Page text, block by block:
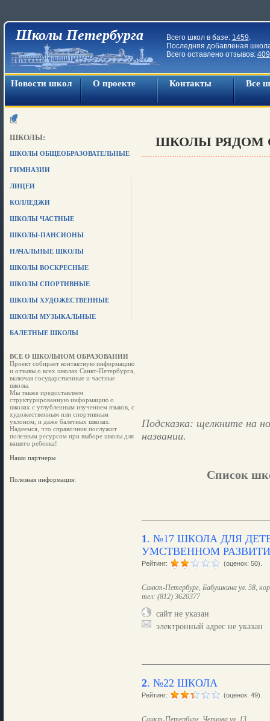
Школы Петербурга Всего школ в базе: 1459.
Последняя добавленая
Всего оставлено отзывов:
Новости школ О проекте Контакты Все
ШКОЛЫ:
ШКОЛЫ ОБЩЕОБРАЗОВАТЕЛЬНЫЕ
ГИМНАЗИИ
ЛИЦЕИ
КОЛЛЕДЖИ
ШКОЛЫ ЧАСТНЫЕ
ШКОЛЫ-ПАНСИОНЫ
НАЧАЛЬНЫЕ ШКОЛЫ
ШКОЛЫ ВОСКРЕСНЫЕ
ШКОЛЫ СПОРТИВНЫЕ
ШКОЛЫ ХУДОЖЕСТВЕННЫЕ
ШКОЛЫ МУЗЫКАЛЬНЫЕ
БАЛЕТНЫЕ ШКОЛЫ
ВСЕ О ШКОЛЬНОМ ОБРАЗОВАНИИ
Проект собирает контактную информацию
и отзывы о всех школах Санкт-Петербурга,
включая государственные и частные
школы.
Мы также предоставляем
структурированную информацию о
школах с углубленным изучением языков, с
художественным или спортивным
уклоном, и даже балетных школах.
Надеемся, что справочник послужит
полезным ресурсом при выборе школы для
вашего ребенка!
Наши партнеры
Полезная информация:
ШКОЛЫ РЯДОМ С
Подсказка: щелкните на
названии.
Список
1. №17 ШКОЛА ДЛЯ
УМСТВЕННОМ
Рейтинг: (оценок: 50).
Санкт-Петербург, Бабушкина ул. 58,
тел: (812) 3620377
сайт не указан
электронный адрес не указан
2. №22 ШКОЛА
Рейтинг: (оценок: 49).
Санкт-Петербург, Чернова ул. 13